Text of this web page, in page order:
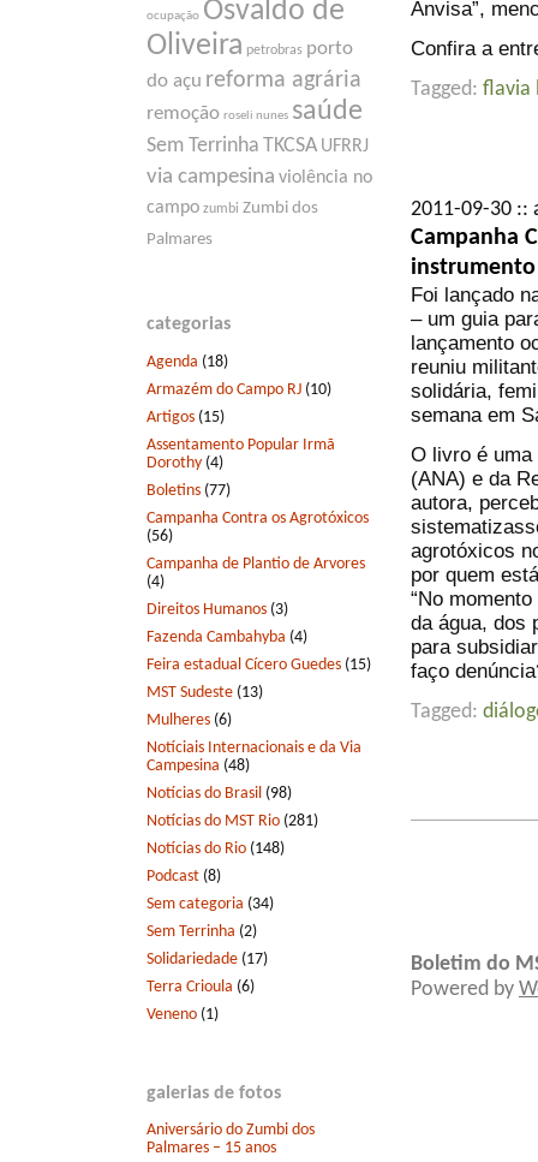
ocupação Osvaldo de
Oliveira petrobras porto
do açu reforma agrária
remoção roseli nunes saúde
Sem Terrinha TKCSA UFRRJ
via campesina violência no
campo zumbi Zumbi dos
Palmares
categorias
Agenda (18)
Armazém do Campo RJ (10)
Artigos (15)
Assentamento Popular Irmã
Dorothy (4)
Boletins (77)
Campanha Contra os Agrotóxicos
(56)
Campanha de Plantio de Arvores
(4)
Direitos Humanos (3)
Fazenda Cambahyba (4)
Feira estadual Cícero Guedes (15)
MST Sudeste (13)
Mulheres (6)
Notíciais Internacionais e da Via
Campesina (48)
Notícias do Brasil (98)
Notícias do MST Rio (281)
Notícias do Rio (148)
Podcast (8)
Sem categoria (34)
Sem Terrinha (2)
Solidariedade (17)
Terra Crioula (6)
Veneno (1)
galerias de fotos
Aniversário do Zumbi dos
Palmares – 15 anos
Anvisa”,
Confira a
Tagged: flavia
2011-09-30
Campanha
Foi lançado
– um guia
lançamento
reuniu
solidária,
semana em
O livro é uma
(ANA) e da
autora,
agrotóxicos
por quem
“No
da água, dos
para
faço
Tagged:
Boletim do
Powered by